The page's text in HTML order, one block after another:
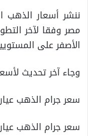
مصر وفقا لآخر
الأصفر على
وجاء آخر تحديث
سعر جرام الذهب عيار 24 نحو 3600
سعر جرام الذهب عيار 22 نحو 3300